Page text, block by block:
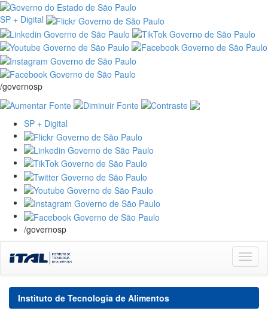
SP + Digital
/governosp
SP + Digital
/governosp
navigation
Instituto de Tecnologia de Alimentos